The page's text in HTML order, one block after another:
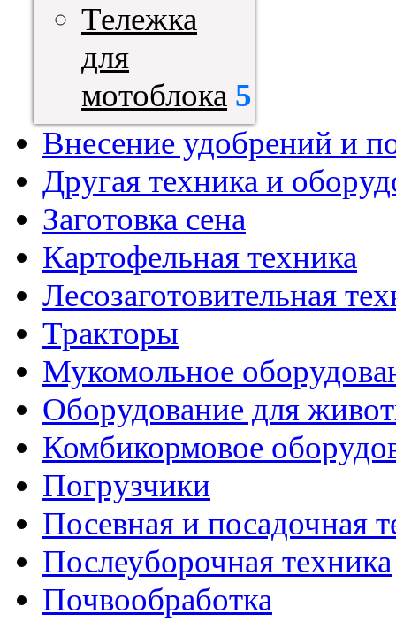
Тележка
для
мотоблока 5
Внесение удобрений и
Другая техника и
Заготовка сена
Картофельная техника
Лесозаготовительная
Тракторы
Мукомольное
Оборудование для
Комбикормовое
Погрузчики
Посевная и посадочная
Послеуборочная техника
Почвообработка